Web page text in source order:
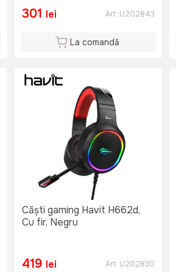
301 lei Art: U202843
La comandă
Căști gaming Havit H662d,
Cu fir, Negru
419 lei Art: U202830